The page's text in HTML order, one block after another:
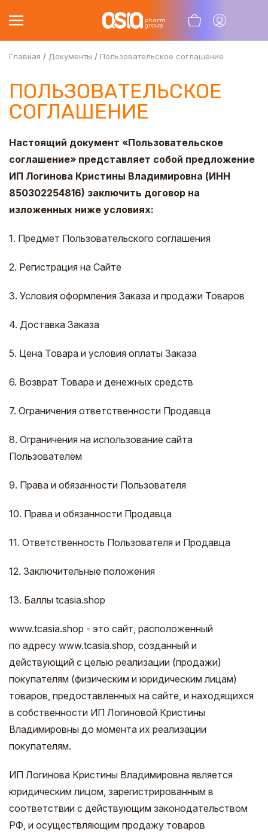
Главная Документы Пользовательское соглашение
ПОЛЬЗОВАТЕЛЬСКОЕ
СОГЛАШЕНИЕ
Настоящий документ «Пользовательское
соглашение» представляет собой предложение
ИП Логинова Кристины Владимировна (ИНН
850302254816) заключить договор на
изложенных ниже условиях:
1. Предмет Пользовательского соглашения
2. Регистрация на Сайте
3. Условия оформления Заказа и продажи Товаров
4. Доставка Заказа
5. Цена Товара и условия оплаты Заказа
6. Возврат Товара и денежных средств
7. Ограничения ответственности Продавца
8. Ограничения на использование сайта
Пользователем
9. Права и обязанности Пользователя
10. Права и обязанности Продавца
11. Ответственность Пользователя и Продавца
12. Заключительные положения
13. Баллы tcasia.shop
www.tcasia.shop - это сайт, расположенный
по адресу www.tcasia.shop, созданный и
действующий с целью реализации (продажи)
покупателям (физическим и юридическим лицам)
товаров, предоставленных на сайте, и находящихся
в собственности ИП Логиновой Кристины
Владимировны до момента их реализации
покупателям.
ИП Логинова Кристины Владимировна является
юридическим лицом, зарегистрированным в
соответствии с действующим законодательством
РФ, и осуществляющим продажу товаров